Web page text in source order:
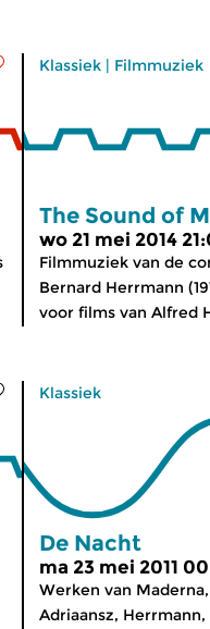
Klassiek | Filmmuziek
The Sound of
wo 21 mei 2014
Filmmuziek van de
Bernard Herrmann
voor films van Alfred
Klassiek
De Nacht
ma 23 mei 2011
Werken van Maderna,
Adriaansz, Herrmann,